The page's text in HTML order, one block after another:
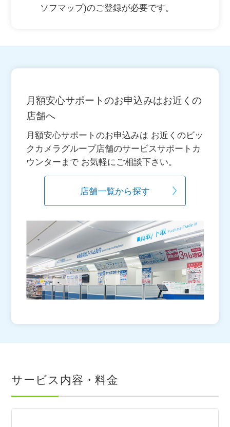
ソフマップ)のご登録が必要です。
月額安心サポートのお申込みはお近くの
店舗へ
月額安心サポートのお申込みは お近くのビッ
クカメラグループ店舗のサービスサポートカ
ウンターまで お気軽にご相談下さい。
店舗一覧から探す
サービス内容・料金